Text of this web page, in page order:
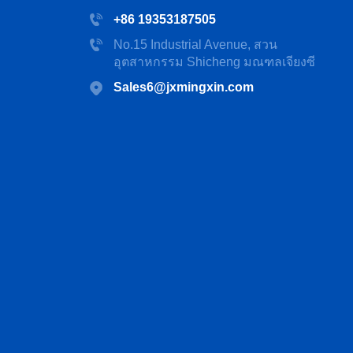
+86 19353187505
No.15 Industrial Avenue, สวน
อุตสาหกรรม Shicheng มณฑลเจียงซี
Sales6@jxmingxin.com